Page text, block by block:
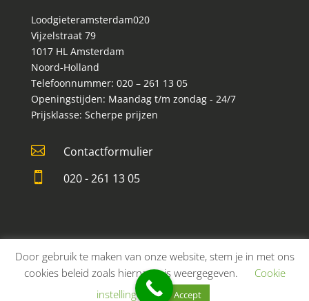
Loodgieteramsterdam020
Vijzelstraat 79
1017 HL Amsterdam
Noord-Holland
Telefoonnummer: 020 – 261 13 05
Openingstijden: Maandag t/m zondag - 24/7
Prijsklasse: Scherpe prijzen
 Contactformulier
 020 - 261 13 05
Elegant Themes| Ondersteund
Door gebruik te maken van onze website, stem je in met ons
cookies beleid zoals hiernaast is weergegeven.
Cookie
instellingen
Accept